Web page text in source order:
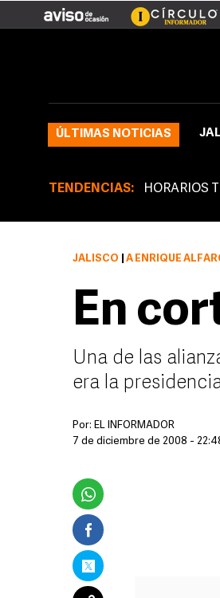
ÚLTIMAS NOTICIAS
TENDENCIAS: HORARIOS
JALISCO A ENRIQUE ALFARO SE LE
En
Una de las
era la
Por: EL INFORMADOR
7 de diciembre de 2008 -